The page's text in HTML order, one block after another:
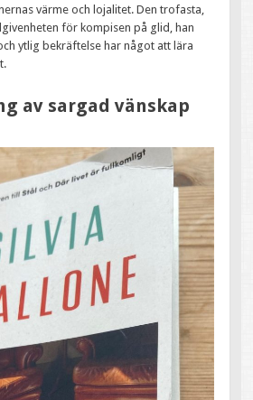
värme och lojalitet. Den trofasta,
för kompisen på glid, han
ytlig bekräftelse har något att lära
av sargad vänskap